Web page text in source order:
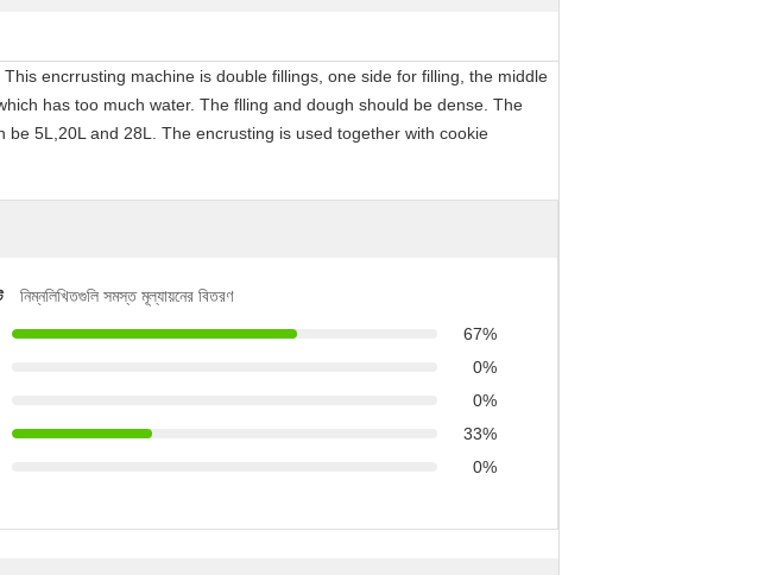
encrrusting machine is double fillings, one side for filling, the middle
has too much water. The flling and dough should be dense. The
5L,20L and 28L. The encrusting is used together with cookie
নিম্নলিখিতগুলি সমস্ত মূল্যায়নের বিতরণ
67%
0%
0%
33%
0%